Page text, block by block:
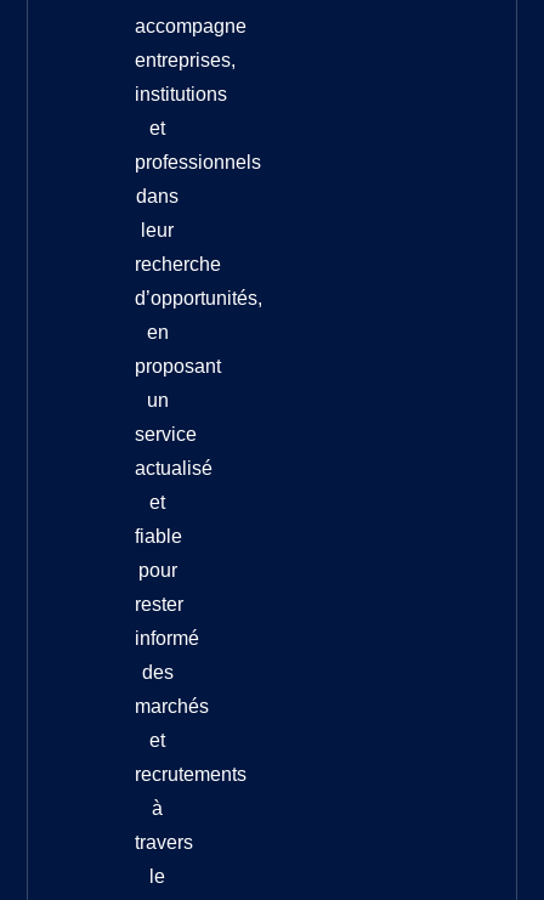
accompagne
entreprises,
institutions
et
professionnels
dans
leur
recherche
d’opportunités,
en
proposant
un
service
actualisé
et
fiable
pour
rester
informé
des
marchés
et
recrutements
à
travers
le